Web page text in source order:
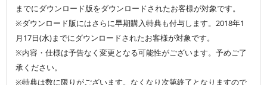
までにダウンロード版をダウンロードされたお客様が対象です。
※ダウンロード版にはさらに早期購入特典も付与します。2018年1
月17日(水)までにダウンロードされたお客様が対象です。
※内容・仕様は予告なく変更となる可能性がございます。予めご了
承ください。
※特典は数に限りがございます。なくなり次第終了となりますので